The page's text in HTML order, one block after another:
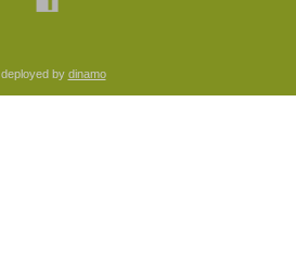
deployed by dinamo